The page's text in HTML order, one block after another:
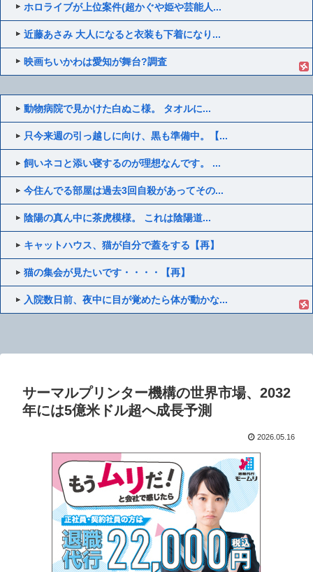
ホロライブが上位案件(超かぐや姫や芸能人...
近藤あさみ 大人になると衣装も下着になり...
映画ちいかわは愛知が舞台?調査
動物病院で見かけた白ぬこ様。 タオルに...
只今来週の引っ越しに向け、黒も準備中。【...
飼いネコと添い寝するのが理想なんです。 ...
今住んでる部屋は過去3回自殺があってその...
陰陽の真ん中に茶虎模様。 これは陰陽道...
キャットハウス、猫が自分で蓋をする【再】
猫の集会が見たいです・・・・【再】
入院数日前、夜中に目が覚めたら体が動かな...
サーマルプリンター機構の世界市場、2032
年には5億米ドル超へ成長予測
2026.05.16